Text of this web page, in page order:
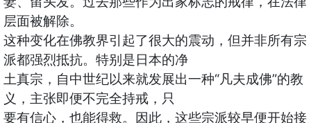
层面被解除。
这种变化在佛教界引起了很大的震动，但并非所有宗
派都强烈抵抗。特别是日本的净
土真宗，自中世纪以来就发展出一种“凡夫成佛”的教
义，主张即便不完全持戒，只
要有信心，也能得救。因此，这些宗派较早便开始接